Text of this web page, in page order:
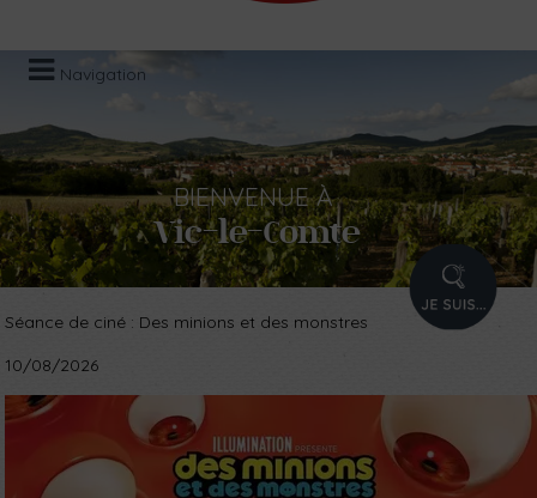
Navigation
BIENVENUEÀ
Vic-le-Comte
PROFIL
Séance de ciné : Des minions et des monstres
10/08/2026